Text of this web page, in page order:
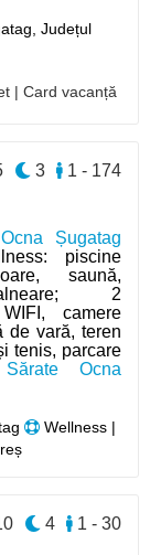
Județul
| Card vacanță
Șugatag
piscine
saună,
2
camere
de vară, teren
tenis, parcare
Ocna
Wellness |
1 - 174
3
1 - 30
4